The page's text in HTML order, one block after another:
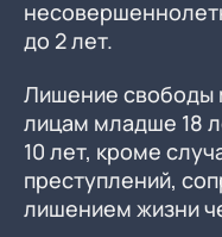
до 2 лет.
Лишение свободы
лицам младше 18
10 лет, кроме
преступлений,
лишением жизни